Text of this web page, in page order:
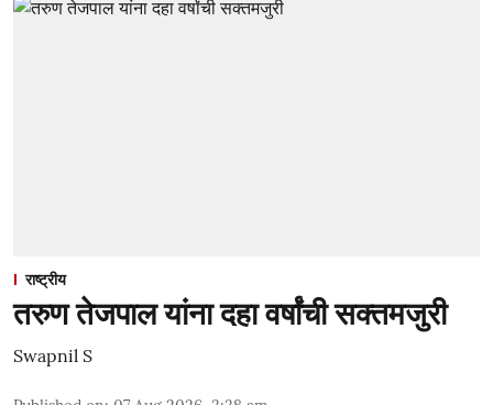
राष्ट्रीय
तरुण तेजपाल यांना दहा वर्षांची सक्तमजुरी
Swapnil S